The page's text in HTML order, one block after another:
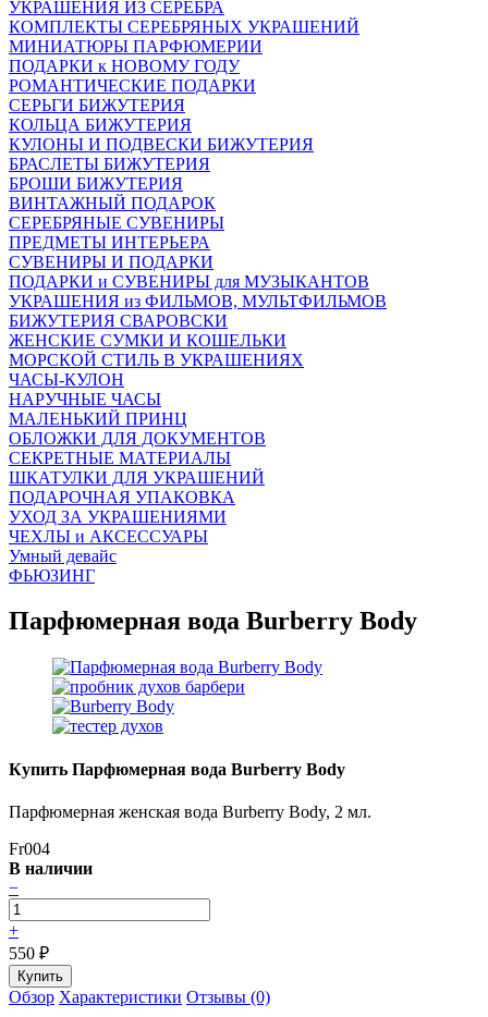
УКРАШЕНИЯ ИЗ СЕРЕБРА
КОМПЛЕКТЫ СЕРЕБРЯНЫХ УКРАШЕНИЙ
МИНИАТЮРЫ ПАРФЮМЕРИИ
ПОДАРКИ к НОВОМУ ГОДУ
РОМАНТИЧЕСКИЕ ПОДАРКИ
СЕРЬГИ БИЖУТЕРИЯ
КОЛЬЦА БИЖУТЕРИЯ
КУЛОНЫ И ПОДВЕСКИ БИЖУТЕРИЯ
БРАСЛЕТЫ БИЖУТЕРИЯ
БРОШИ БИЖУТЕРИЯ
ВИНТАЖНЫЙ ПОДАРОК
СЕРЕБРЯНЫЕ СУВЕНИРЫ
ПРЕДМЕТЫ ИНТЕРЬЕРА
СУВЕНИРЫ И ПОДАРКИ
ПОДАРКИ и СУВЕНИРЫ для МУЗЫКАНТОВ
УКРАШЕНИЯ из ФИЛЬМОВ, МУЛЬТФИЛЬМОВ
БИЖУТЕРИЯ СВАРОВСКИ
ЖЕНСКИЕ СУМКИ И КОШЕЛЬКИ
МОРСКОЙ СТИЛЬ В УКРАШЕНИЯХ
ЧАСЫ-КУЛОН
НАРУЧНЫЕ ЧАСЫ
МАЛЕНЬКИЙ ПРИНЦ
ОБЛОЖКИ ДЛЯ ДОКУМЕНТОВ
СЕКРЕТНЫЕ МАТЕРИАЛЫ
ШКАТУЛКИ ДЛЯ УКРАШЕНИЙ
ПОДАРОЧНАЯ УПАКОВКА
УХОД ЗА УКРАШЕНИЯМИ
ЧEХЛЫ и АКСЕССУАРЫ
Умный девайс
ФЬЮЗИНГ
Парфюмерная вода Burberry Body
Купить Парфюмерная вода Burberry Body
Парфюмерная женская вода Burberry Body, 2 мл.
Fr004
В наличии
−
+
550 ₽
Обзор Характеристики Отзывы (0)